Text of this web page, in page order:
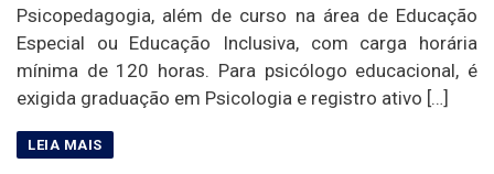
Psicopedagogia, além de curso na área de Educação
Especial ou Educação Inclusiva, com carga horária
mínima de 120 horas. Para psicólogo educacional, é
exigida graduação em Psicologia e registro ativo […]